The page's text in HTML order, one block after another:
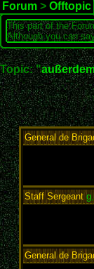
Forum > Offtopic
This part of the
Although you can
Topic: "
General de
Staff Sergeantg
General de